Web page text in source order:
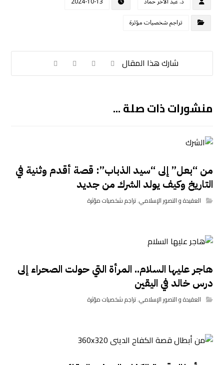
تراجم شخصيات مؤثرة
منشورات ذات صلة ...
من “بعل” إلى “سيد الذباب”: قصة أقدم وثنية في
التاريخ وكيف يولد الشرك من جديد
العقيدة و التصور الإسلامي,تراجم شخصيات مؤثرة
هاجر عليها السلام.. المرأة التي حولت الصحراء إلى
درس خالد في اليقين
العقيدة و التصور الإسلامي,تراجم شخصيات مؤثرة